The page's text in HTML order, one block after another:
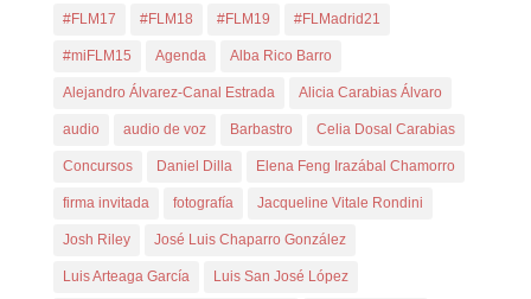
#FLM17 #FLM18 #FLM19 #FLMadrid21
#miFLM15 Agenda Alba Rico Barro
Alejandro Álvarez-Canal Estrada Alicia Carabias Álvaro
audio audio de voz Barbastro Celia Dosal Carabias
Concursos Daniel Dilla Elena Feng Irazábal Chamorro
firma invitada fotografía Jacqueline Vitale Rondini
Josh Riley José Luis Chaparro González
Luis Arteaga García Luis San José López